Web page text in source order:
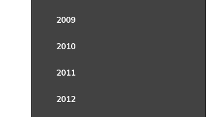
2009
2010
2011
2012